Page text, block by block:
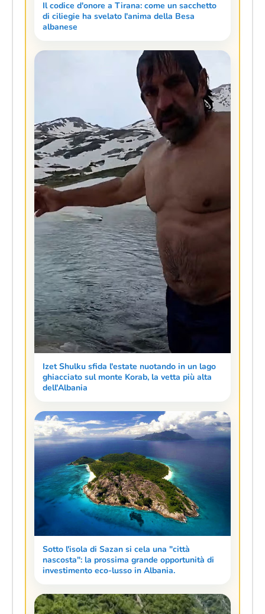
Il codice d'onore a Tirana: come un sacchetto
di ciliegie ha svelato l'anima della Besa
albanese
Izet Shulku sfida l'estate nuotando in un lago
ghiacciato sul monte Korab, la vetta più alta
dell'Albania
Sotto l'isola di Sazan si cela una "città
nascosta": la prossima grande opportunità di
investimento eco-lusso in Albania.